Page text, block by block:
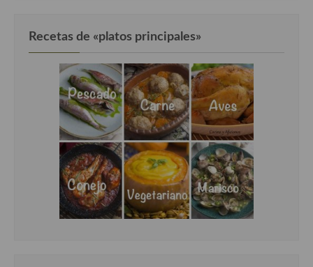
Recetas de «platos principales»